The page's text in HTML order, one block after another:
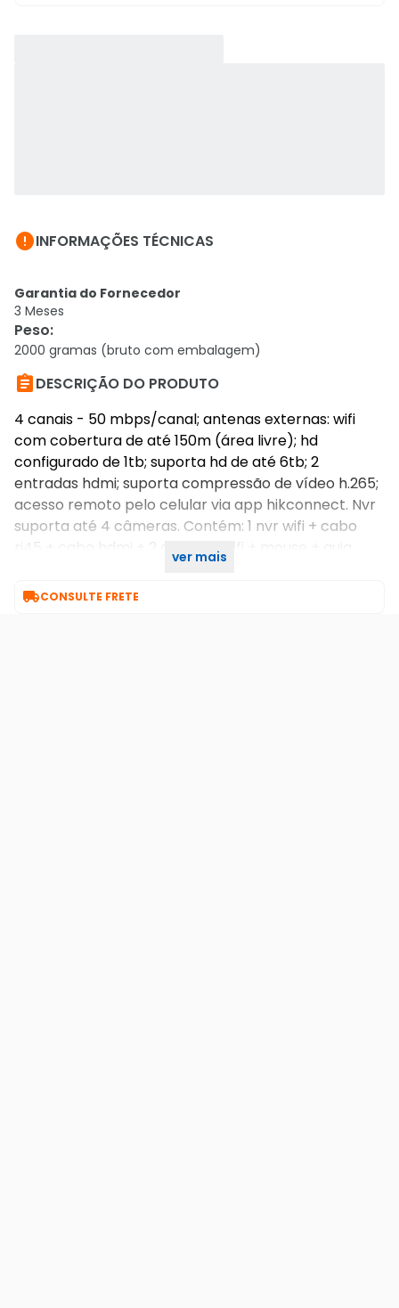
INFORMAÇÕES TÉCNICAS
Garantia do Fornecedor
3 Meses
Peso:
2000 gramas (bruto com embalagem)
DESCRIÇÃO DO PRODUTO
4 canais - 50 mbps/canal; antenas externas: wifi
com cobertura de até 150m (área livre); hd
configurado de 1tb; suporta hd de até 6tb; 2
entradas hdmi; suporta compressão de vídeo h.265;
acesso remoto pelo celular via app hikconnect. Nvr
suporta até 4 câmeras. Contém: 1 nvr wifi + cabo
rj45 + cabo hdmi + 2 antenas wifi + mouse + guia
ver mais
CONSULTE FRETE